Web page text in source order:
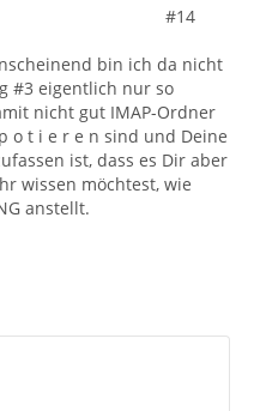
#14
bin ich da nicht
#3 eigentlich nur so
nicht gut IMAP-Ordner
o t i e r e n sind und Deine
ist, dass es Dir aber
wissen möchtest, wie
anstellt.